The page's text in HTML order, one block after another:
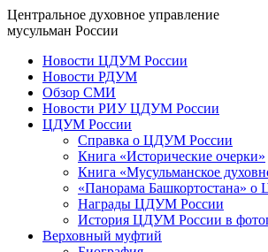
Центральное духовное управление
мусульман России
Новости ЦДУМ России
Новости РДУМ
Обзор СМИ
Новости РИУ ЦДУМ России
ЦДУМ России
Справка о ЦДУМ России
Книга «Исторические очерки»
Книга «Мусульманское
«Панорама Башкортостана»
Награды ЦДУМ России
История ЦДУМ России в
Верховный муфтий